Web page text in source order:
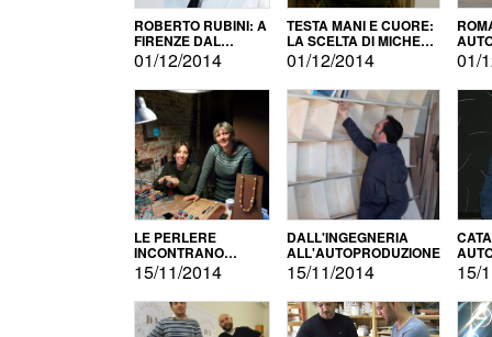
ROBERTO RUBINI: A
FIRENZE DAL
PRODOTTO ALLA
PROMOZIONE
01/12/2014
TESTA MANI E CUORE:
LA SCELTA DI MICHELE
BARBERIO
01/12/2014 01/
LE PERLERE
INCONTRANO
L'AUTOPRODUZIONE
15/11/2014
DALL'INGEGNERIA
ALL'AUTOPRODUZIONE
15/11/2014 15/